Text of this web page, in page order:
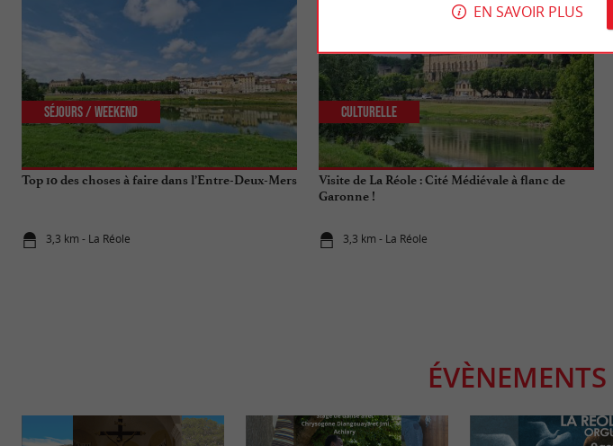
Top 10 des choses à faire dans l’Entre-Deux-Mers
3,3 km - La Réole
Séjours / Weekend
Visite de La Réole : Cité Médiévale à flanc de
Garonne !
3,3 km - La Réole
Culturelle
ÉVÈNEMENTS
EN SAVOIR PLUS